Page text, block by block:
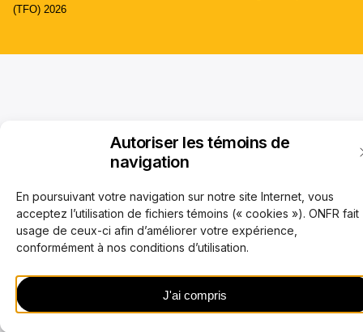
Autoriser les témoins de
navigation
En poursuivant votre navigation sur notre site Internet, vous
acceptez l’utilisation de fichiers témoins (« cookies »). ONFR fait
usage de ceux-ci afin d’améliorer votre expérience,
conformément à nos conditions d’utilisation.
J'ai compris
(TFO) 2026